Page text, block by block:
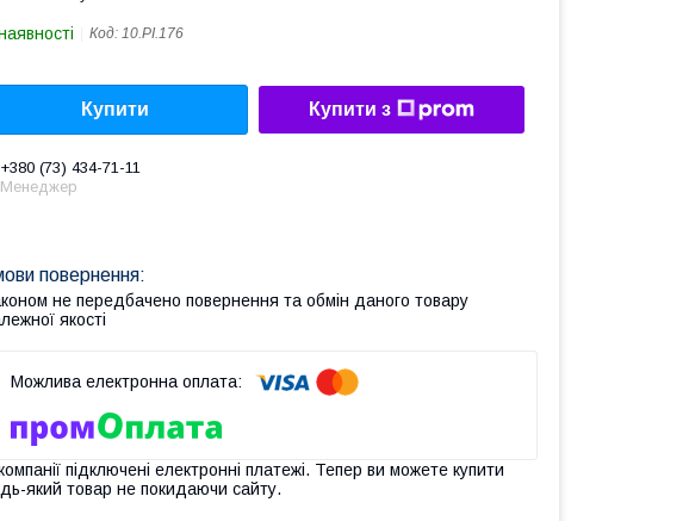
Код: 10.PI.176
Купити Купити з
+380 (73) 434-71-11
Менеджер
не передбачено повернення та обмін даного товару
якості
підключені електронні платежі. Тепер ви можете купити
який товар не покидаючи сайту.